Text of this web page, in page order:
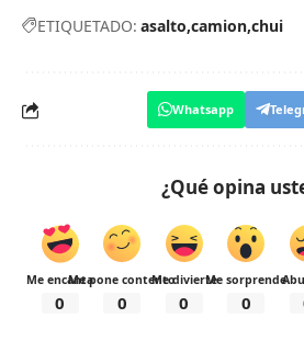
ETIQUETADO: asalto camion chui
Whatsapp
¿Qué opina
Me encanta
0
Me pone contento
0
Me divierte
0
Me sorprende
0